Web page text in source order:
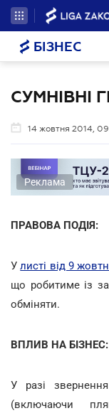
БІЗНЕС
СУМНІВНІ
14 жовтня 2014,
Реклама
ПРАВОВА ПОДІЯ:
Улисті від 9
що робитиме із
обміняти.
ВПЛИВ НА БІЗНЕС:
У разі
(включаючи